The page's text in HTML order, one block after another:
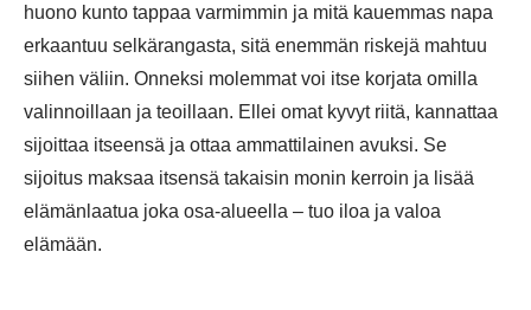
huono kunto tappaa varmimmin ja mitä kauemmas napa
erkaantuu selkärangasta, sitä enemmän riskejä mahtuu
siihen väliin. Onneksi molemmat voi itse korjata omilla
valinnoillaan ja teoillaan. Ellei omat kyvyt riitä, kannattaa
sijoittaa itseensä ja ottaa ammattilainen avuksi. Se
sijoitus maksaa itsensä takaisin monin kerroin ja lisää
elämänlaatua joka osa-alueella – tuo iloa ja valoa
elämään.